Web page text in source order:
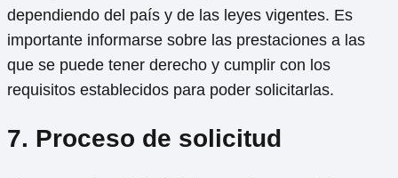
dependiendo del país y de las leyes vigentes. Es
importante informarse sobre las prestaciones a las
que se puede tener derecho y cumplir con los
requisitos establecidos para poder solicitarlas.
7. Proceso de solicitud